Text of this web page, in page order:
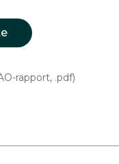
rapport, .pdf)